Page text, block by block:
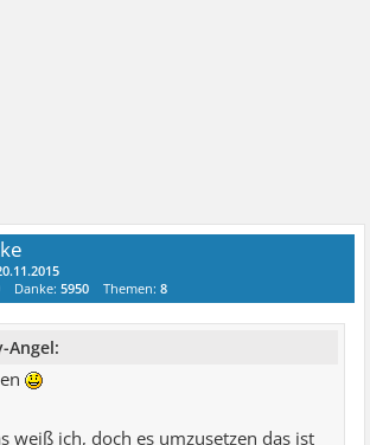
Danke:5950 Themen:8
Angel:
weiß ich, doch es umzusetzen das ist